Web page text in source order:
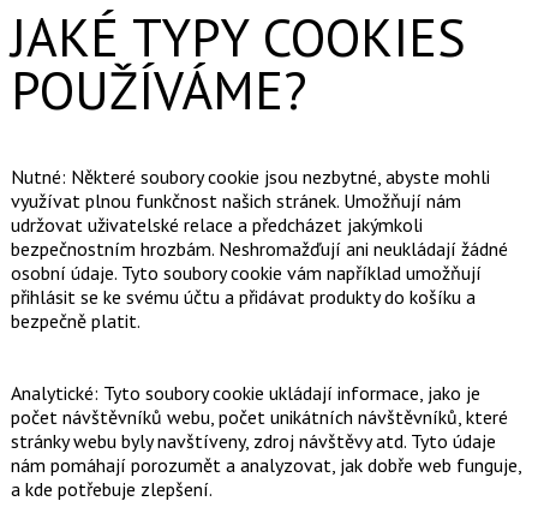
JAKÉ TYPY COOKIES
POUŽÍVÁME?
Nutné: Některé soubory cookie jsou nezbytné, abyste mohli
využívat plnou funkčnost našich stránek. Umožňují nám
udržovat uživatelské relace a předcházet jakýmkoli
bezpečnostním hrozbám. Neshromažďují ani neukládají žádné
osobní údaje. Tyto soubory cookie vám například umožňují
přihlásit se ke svému účtu a přidávat produkty do košíku a
bezpečně platit.
Analytické: Tyto soubory cookie ukládají informace, jako je
počet návštěvníků webu, počet unikátních návštěvníků, které
stránky webu byly navštíveny, zdroj návštěvy atd. Tyto údaje
nám pomáhají porozumět a analyzovat, jak dobře web funguje,
a kde potřebuje zlepšení.